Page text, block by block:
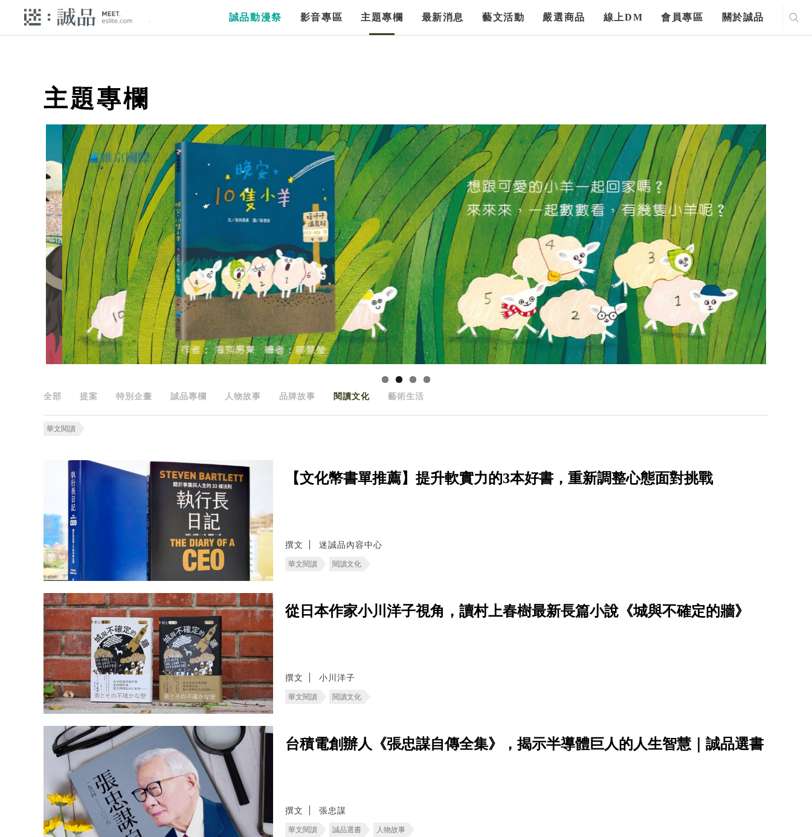
誠品動漫祭 影音專區 主題專欄 最新消息 藝文活動 嚴選商品 線上DM 會員專區 關於誠品
主題專欄
全部 提案 特別企畫 誠品專欄 人物故事 品牌故事 閱讀文化 藝術生活
華文閱讀
【文化幣書單推薦】提升軟實力的3本好書，重新調整心態面對挑戰
撰文 迷誠品內容中心
華文閱讀 閱讀文化
從日本作家小川洋子視角，讀村上春樹最新長篇小說《城與不確定的牆》
撰文 小川洋子
華文閱讀 閱讀文化
台積電創辦人《張忠謀自傳全集》，揭示半導體巨人的人生智慧｜誠品選書
撰文 張忠謀
華文閱讀 誠品選書 人物故事